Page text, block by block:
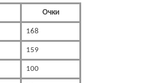
Очки
168
159
100